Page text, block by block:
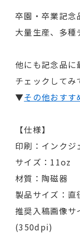
卒園・卒業記念
大量生産、多種
他にも記念品に
チェックしてみ
▼その他おすす
【仕様】
印刷：インクジ
サイズ：11oz
材質：陶磁器
製品サイズ：
推奨入稿画像
(350dpi)